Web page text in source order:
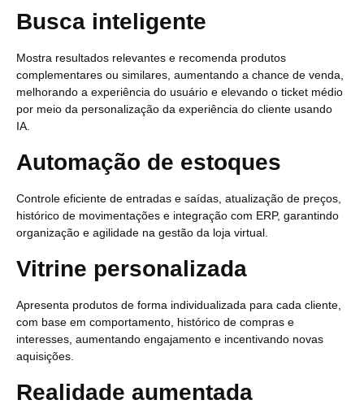
Busca inteligente
Mostra resultados relevantes e recomenda produtos
complementares ou similares, aumentando a chance de venda,
melhorando a experiência do usuário e elevando o ticket médio
por meio da personalização da experiência do cliente usando
IA.
Automação de estoques
Controle eficiente de entradas e saídas, atualização de preços,
histórico de movimentações e integração com ERP, garantindo
organização e agilidade na gestão da loja virtual.
Vitrine personalizada
Apresenta produtos de forma individualizada para cada cliente,
com base em comportamento, histórico de compras e
interesses, aumentando engajamento e incentivando novas
aquisições.
Realidade aumentada